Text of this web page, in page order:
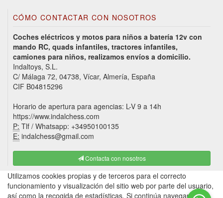
CÓMO CONTACTAR CON NOSOTROS
Coches eléctricos y motos para niños a batería 12v con
mando RC, quads infantiles, tractores infantiles,
camiones para niños, realizamos envíos a domicilio.
Indaltoys, S.L.
C/ Málaga 72, 04738, Vícar, Almería, España
CIF B04815296
Horario de apertura para agencias: L-V 9 a 14h
https://www.indalchess.com
P: Tlf / Whatsapp: +34950100135
E: indalchess@gmail.com
Contacta con nosotros
Utilizamos cookies propias y de terceros para el correcto
funcionamiento y visualización del sitio web por parte del usuario,
así como la recogida de estadísticas. Si continúa navegando,